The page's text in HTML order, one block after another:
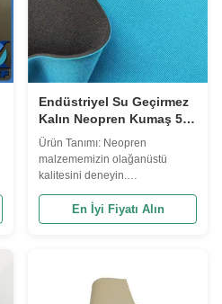
Endüstriyel Su Geçirmez
Kalın Neopren Kumaş 5-
10 Shore A Sertlik Kolay
Temizlenir
Ürün Tanımı: Neopren
malzememizin olağanüstü
kalitesini deneyin.
yıldır titizlikle üretilmiş.Bu çok
yönlü malzeme en iyi özellikleri
neoprenden yapılmış olan bu
En İyi Fiyatı Alın